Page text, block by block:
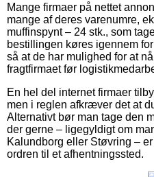
Mange firmaer på nettet
mange af deres varenumre,
muffinspynt – 24 stk., som
bestillingen køres igennem
så at de har mulighed for at
fragtfirmaet før
En hel del internet firmaer
men i reglen afkræver det at
Alternativt bør man tage den
der gerne – ligegyldigt om
Kalundborg eller Støvring –
ordren til et afhentningssted.